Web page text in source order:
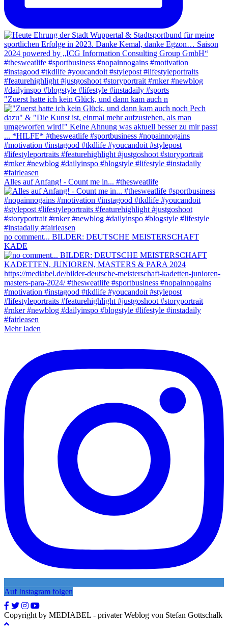
"Zuerst hatte ich kein Glück, und dann kam auch n
Alles auf Anfang! - Count me in... #thesweatlife
no comment... BILDER: DEUTSCHE MEISTERSCHAFT
KADE
Mehr laden
Auf Instagram folgen
Copyright by MEDIABEL - privater Weblog von Stefan Gottschalk